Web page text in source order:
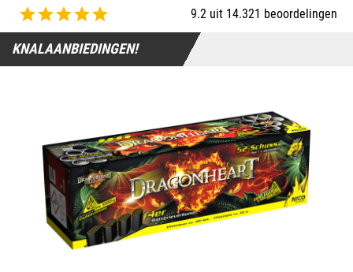
9.2 uit 14.321 beoordelingen
KNALAANBIEDINGEN!